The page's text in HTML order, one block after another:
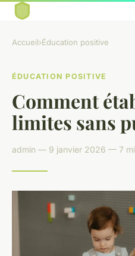
Accueil›Éducation positive
ÉDUCATION POSITIVE
Comment
limites sans
admin — 9 janvier 2026 — 7